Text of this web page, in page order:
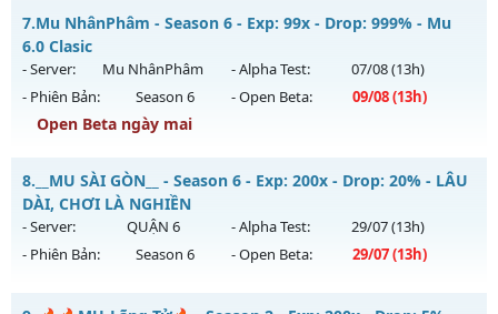
Antihack: GameGuard
Mu Vĩnh Cửu - Săn Box ném đồ Full - Tặng VIP CODE
Mu mới ra tháng 08 2026 - Mở máy chủ
ngày 07/08/2626
Exp: 9999x - Drop: 90%
Kiểu reset: Reset In Game
Thể loại: Mu Nguyên bản Webzen
Antihack: ICMPROTECT ✅ 🔴 ✨ ⚡️
7.Mu NhânPhâm - Season 6 - Exp: 99x - Drop: 999% - Mu
6.0 Clasic
- Server: Mu NhânPhâm - Alpha Test: 07/08(13h)
- Phiên Bản:
Season 6 - Open Beta: 09/08(13h)
Open Beta ngày mai
Mu NhânPhâm - Mu 6.0 Clasic
Mu mới ra tháng 08 2026 - Mở máy chủ
13h ngày 09/08/2626
Exp: 99x - Drop: 999%
8. __MU SÀI GÒN__ - Season 6 - Exp: 200x - Drop: 20% - LÂU
DÀI, CHƠI LÀ NGHIỀN
- Server: QUẬN 6 - Alpha Test: 29/07(13h)
- Phiên Bản:
Season 6 - Open Beta: 29/07(13h)
__MU SÀI GÒN__ - LÂU DÀI, CHƠI LÀ NGHIỀN